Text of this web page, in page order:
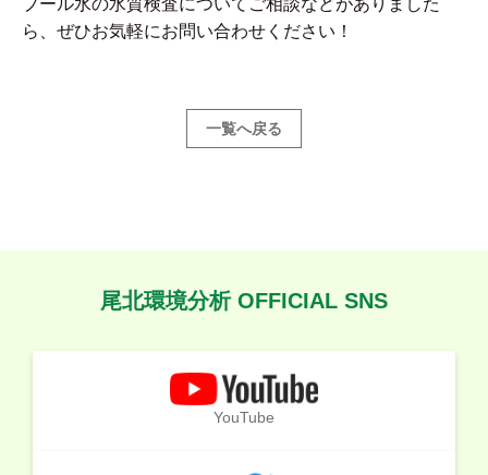
プール水の水質検査についてご相談などがありました
ら、ぜひお気軽にお問い合わせください！
一覧へ戻る
尾北環境分析 OFFICIAL SNS
YouTube